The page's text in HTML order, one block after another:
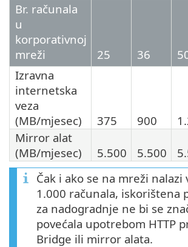
Br. računala
u
korporativnoj
mreži
25 36
Izravna
internetska
veza
(MB/mjesec)
375 900
Mirror alat
(MB/mjesec)
5.500 5.500
Čak i ako se na mreži nalazi
1.000 računala, iskorištena
za nadogradnje ne bi se
povećala upotrebom HTTP
Bridge ili mirror alata.